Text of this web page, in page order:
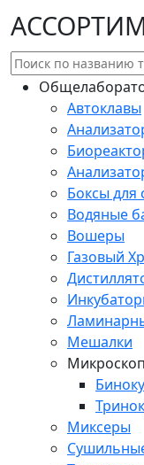
Форма
Поиск
Автоклавы
Боксы для
Водяные
Вошеры
Газовый
Мешалки
Миксеры